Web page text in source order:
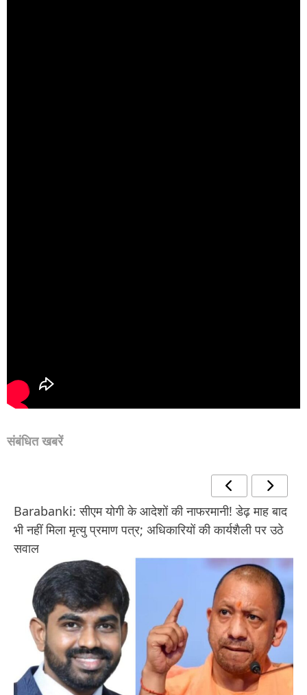
संबंधित खबरें
Barabanki News: “144 करोड़ लोगों के खून में भ्रष्टाचार”
— हैदरगढ़ में चर्चा का विषय बना मंत्री ओम प्रकाश राजभर का
बयान, विपक्ष पर किया तीखा हमला